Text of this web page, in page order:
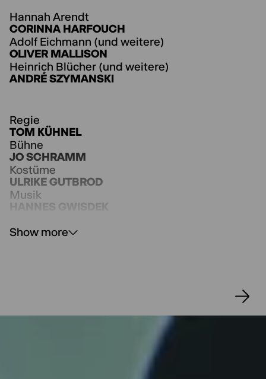
Hannah Arendt
CORINNA HARFOUCH
Adolf Eichmann (und weitere)
OLIVER MALLISON
Heinrich Blücher (und weitere)
ANDRÉ SZYMANSKI
Regie
TOM KÜHNEL
Bühne
JO SCHRAMM
Kostüme
ULRIKE GUTBROD
Musik
HANNES GWISDEK
JO SCHRAMM
Show more